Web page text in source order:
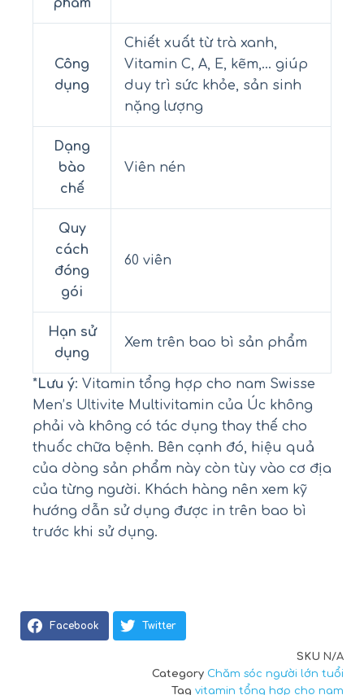
phẩm
Công
dụng
Chiết xuất từ trà xanh,
Vitamin C, A, E, kẽm,… giúp
duy trì sức khỏe, sản sinh
nặng lượng
Dạng
bào
chế
Viên nén
Quy
cách
đóng
gói
60 viên
Hạn sử
dụng
Xem trên bao bì sản phẩm
*Lưu ý: Vitamin tổng hợp cho nam Swisse
Men’s Ultivite Multivitamin của Úc không
phải và không có tác dụng thay thế cho
thuốc chữa bệnh. Bên cạnh đó, hiệu quả
của dòng sản phẩm này còn tùy vào cơ địa
của từng người. Khách hàng nên xem kỹ
hướng dẫn sử dụng được in trên bao bì
trước khi sử dụng.
Facebook Twitter
SKU N/A
Category Chăm sóc người lớn tuổi
Tag vitamin tổng hợp cho nam